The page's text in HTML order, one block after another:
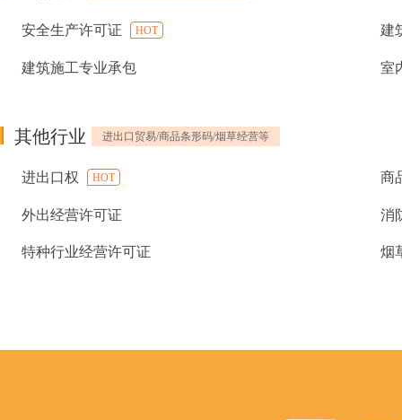
安全生产许可证 HOT 建
建筑施工专业承包 室
其他行业 进出口贸易/商品条形码/烟草经营等
进出口权 HOT 商
外出经营许可证 消
特种行业经营许可证 烟